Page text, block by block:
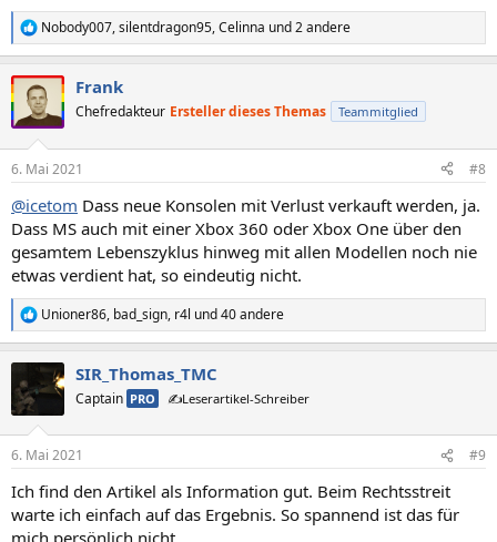
R
e
i
e
:
Nobody007,silentdragon95,Celinna und 2 andere
Frank
Chefredakteur Ersteller dieses Themas Teammitglied
6. Mai 2021 #8
@icetom Dass neue Konsolen mit Verlust verkauft werden, ja.
Dass MS auch mit einer Xbox 360 oder Xbox One über den
gesamtem Lebenszyklus hinweg mit allen Modellen noch nie
etwas verdient hat, so eindeutig nicht.
R
e
t
i
e
:
Unioner86, bad_sign, r4l und 40 andere
SIR_Thomas_TMC
Captain PRO ✍️Leserartikel-Schreiber
6. Mai 2021 #9
Ich find den Artikel als Information gut. Beim Rechtsstreit
warte ich einfach auf das Ergebnis. So spannend ist das für
mich persönlich nicht.